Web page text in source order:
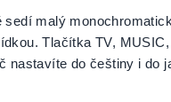
sedí malý
Tlačítka TV,
nastavíte do češtiny i do